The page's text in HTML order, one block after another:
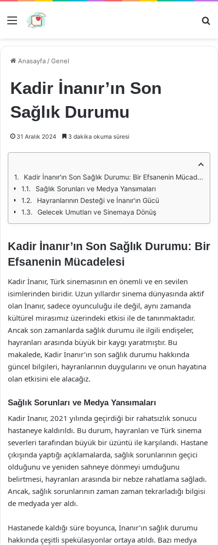
Menü
Anasayfa /Genel
Kadir İnanır’ın Son
Sağlık Durumu
31 Aralık 2024 3 dakika okuma süresi
Kadir İnanır'ın Son Sağlık Durumu: Bir Efsanenin Mücadelesi
Sağlık Sorunları ve Medya Yansımaları
Hayranlarının Desteği ve İnanır'ın Gücü
Gelecek Umutları ve Sinemaya Dönüş
Kadir İnanır’ın Son Sağlık Durumu: Bir
Efsanenin Mücadelesi
Kadir İnanır, Türk sinemasının en önemli ve en sevilen
isimlerinden biridir. Uzun yıllardır sinema dünyasında aktif
olan İnanır, sadece oyunculuğu ile değil, aynı zamanda
kültürel mirasımız üzerindeki etkisi ile de tanınmaktadır.
Ancak son zamanlarda sağlık durumu ile ilgili endişeler,
hayranları arasında büyük bir kaygı yaratmıştır. Bu
makalede, Kadir İnanır’ın son sağlık durumu hakkında
güncel bilgileri, hayranlarının duygularını ve onun hayatına
olan etkisini ele alacağız.
Sağlık Sorunları ve Medya Yansımaları
Kadir İnanır, 2021 yılında geçirdiği bir rahatsızlık sonucu
hastaneye kaldırıldı. Bu durum, hayranları ve Türk sinema
severleri tarafından büyük bir üzüntü ile karşılandı. Hastane
çıkışında yaptığı açıklamalarda, sağlık sorunlarının geçici
olduğunu ve yeniden sahneye dönmeyi umduğunu
belirtmesi, hayranları arasında bir nebze rahatlama sağladı.
Ancak, sağlık sorunlarının zaman zaman tekrarladığı bilgisi
de medyada yer aldı.
Hastanede kaldığı süre boyunca, İnanır’ın sağlık durumu
hakkında çeşitli spekülasyonlar ortaya atıldı. Bazı medya